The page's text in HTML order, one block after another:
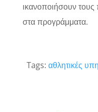
ικανοποιήσουν
στα προγράμματα.
Tags:αθλητικές